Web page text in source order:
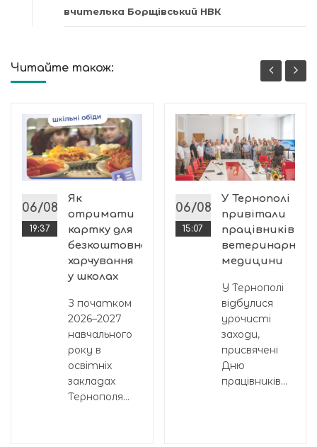
вчителька Борщівський НВК
Читайте також:
06/08
19:37
Як
отримати
картку для
безкоштовного
харчування
у школах
З початком
2026–2027
навчального
року в
освітніх
закладах
Тернополя...
06/08
15:07
У Тернополі
привітали
працівників
ветеринарної
медицини
У Тернополі
відбулися
урочисті
заходи,
присвячені
Дню
працівників...